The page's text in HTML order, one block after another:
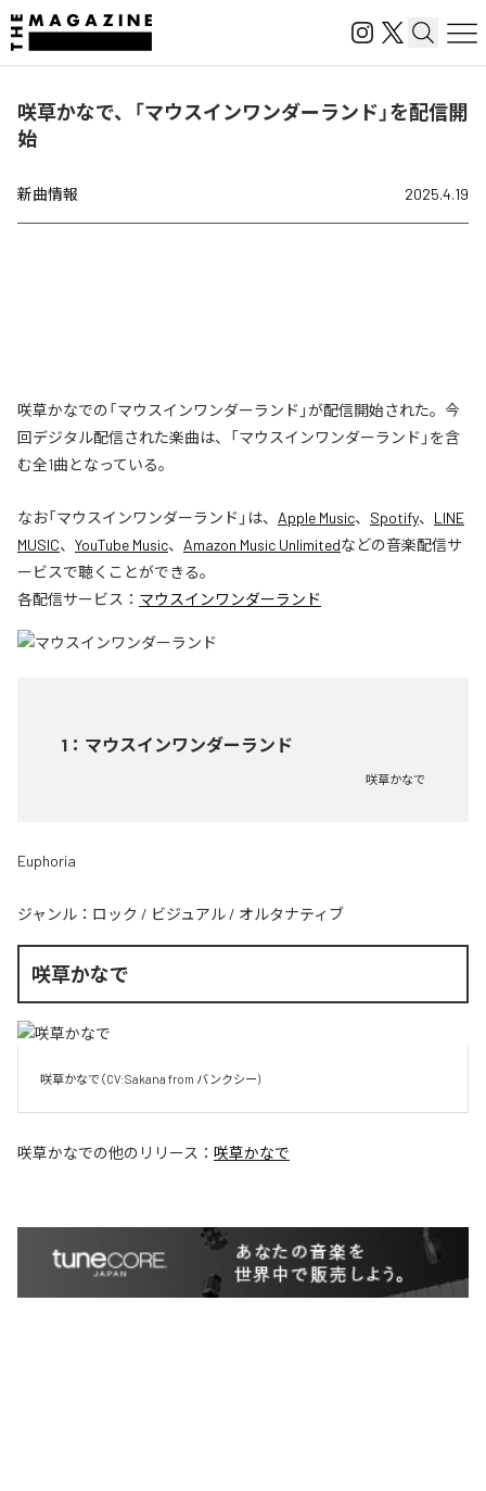
咲草かなで、「マウスインワンダーランド」を配信開
始
新曲情報 2025.4.19
咲草かなでの「マウスインワンダーランド」が配信開始された。今
回デジタル配信された楽曲は、「マウスインワンダーランド」を含
む全1曲となっている。
なお「マウスインワンダーランド 」は、 Apple Music、 Spotify、 LINE
MUSIC、 YouTube Music、 Amazon Music Unlimitedなどの音楽配信サ
ービスで聴くことができる。
各配信サービス： マウスインワンダーランド
1 ： マウスインワンダーランド
咲草かなで
Euphoria
ジャンル： ロック / ビジュアル / オルタナティブ
咲草かなで
咲草かなで（CV:Sakana from バンクシー)
咲草かなでの他のリリース： 咲草かなで